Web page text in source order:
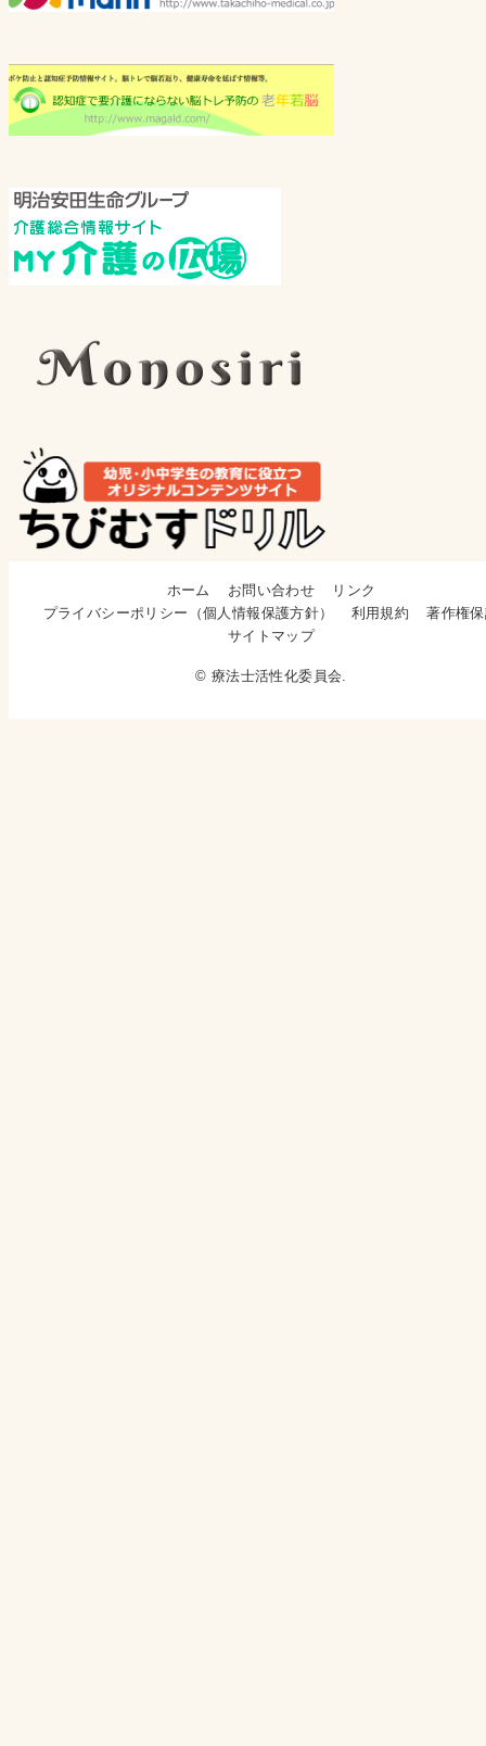
ホーム お問い合わせ
リンク
プライバシーポリシー（個人情報保護方針）
利用規約
著作権
サイトマップ
© 療法士活性化委員会.